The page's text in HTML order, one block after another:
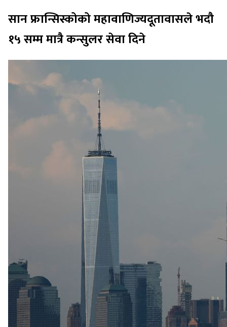
सान फ्रान्सिस्कोको महावाणिज्यदूतावासले भदौ
१५ सम्म मात्रै कन्सुलर सेवा दिने